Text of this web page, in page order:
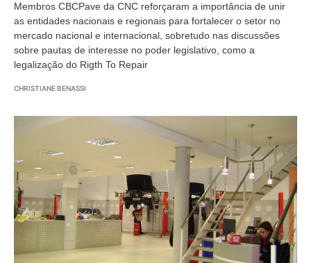
Membros CBCPave da CNC reforçaram a importância de unir
as entidades nacionais e regionais para fortalecer o setor no
mercado nacional e internacional, sobretudo nas discussões
sobre pautas de interesse no poder legislativo, como a
legalização do Rigth To Repair
CHRISTIANE BENASSI